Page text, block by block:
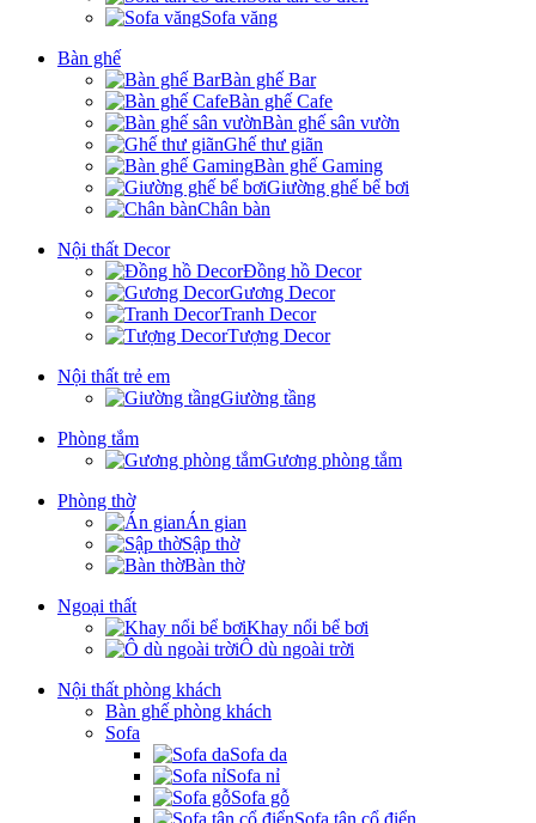
Sofa văng
Bàn ghế
Bàn ghế Bar
Bàn ghế Cafe
Bàn ghế sân vườn
Ghế thư giãn
Bàn ghế Gaming
Giường ghế bể bơi
Chân bàn
Nội thất Decor
Đồng hồ Decor
Gương Decor
Tranh Decor
Tượng Decor
Nội thất trẻ em
Giường tầng
Phòng tắm
Gương phòng tắm
Phòng thờ
Án gian
Sập thờ
Bàn thờ
Ngoại thất
Khay nổi bể bơi
Ô dù ngoài trời
Nội thất phòng khách
Bàn ghế phòng khách
Sofa
Sofa da
Sofa nỉ
Sofa gỗ